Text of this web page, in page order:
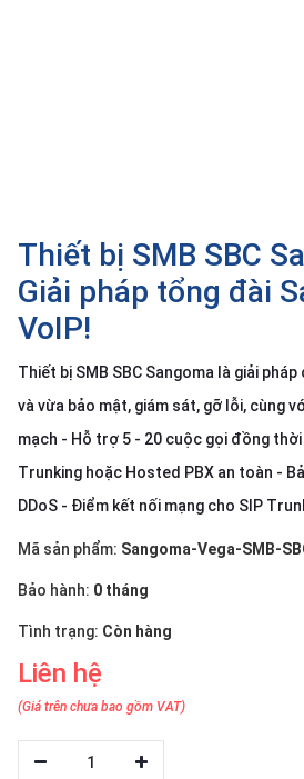
Thiết bị SMB SBC
Giải pháp tổng đài
VoIP!
Thiết bị SMB SBC Sangoma là giải
và vừa bảo mật, giám sát, gỡ lỗi, cùng
mạch - Hỗ trợ 5 - 20 cuộc gọi đồng thời
Trunking hoặc Hosted PBX an toàn -
DDoS - Điểm kết nối mạng cho SIP
Mã sản phẩm: Sangoma-Vega-SMB-
Bảo hành: 0 tháng
Tình trạng: Còn hàng
Liên hệ
(Giá trên chưa bao gồm VAT)
1
Dịch
Hỗ
trợ
Tin
hệ
thiệu
NGÔN
NGỮ
Tiếng
English